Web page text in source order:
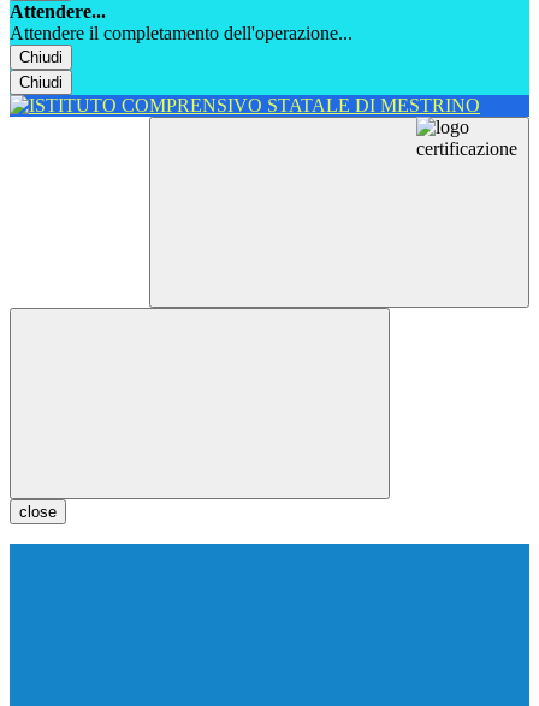
Attendere...
Attendere il completamento dell'operazione...
Chiudi
Chiudi
close